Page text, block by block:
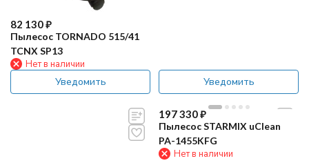
82 130₽
Пылесос TORNADO 515/41
TCNX SP13
Нет в наличии
Уведомить Уведомить
197 330₽
Пылесос STARMIX uClean
PA-1455KFG
Нет в наличии